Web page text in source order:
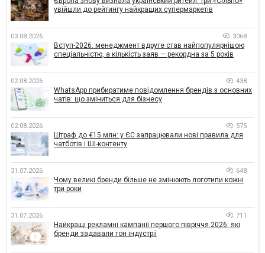
увійшли до рейтингу найкращих супермаркетів
03.08.2026 3068
Вступ-2026: менеджмент вдруге став найпопулярнішою
спеціальністю, а кількість заяв — рекордна за 5 років
02.08.2026 438
WhatsApp прибиратиме повідомлення брендів з основних
чатів: що зміниться для бізнесу
02.08.2026 575
Штраф до €15 млн: у ЄС запрацювали нові правила для
чатботів і ШІ-контенту
31.07.2026 648
Чому великі бренди більше не змінюють логотипи кожні
три роки
31.07.2026 711
Найкращі рекламні кампанії першого півріччя 2026: які
бренди задавали тон індустрії